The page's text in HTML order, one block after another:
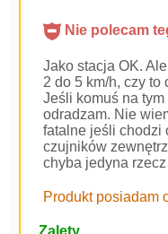
Nie polecam
Jako stacja OK.
2 do 5 km/h, czy to
Jeśli komuś na
odradzam. Nie
fatalne jeśli chodzi
czujników
chyba jedyna rzecz
Produkt posiadam
Zalety